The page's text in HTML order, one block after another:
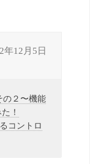
年12月5日
の２〜機能
！
コントロ